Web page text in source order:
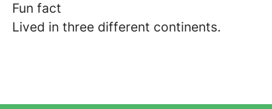
Fun fact
Lived in three different continents.